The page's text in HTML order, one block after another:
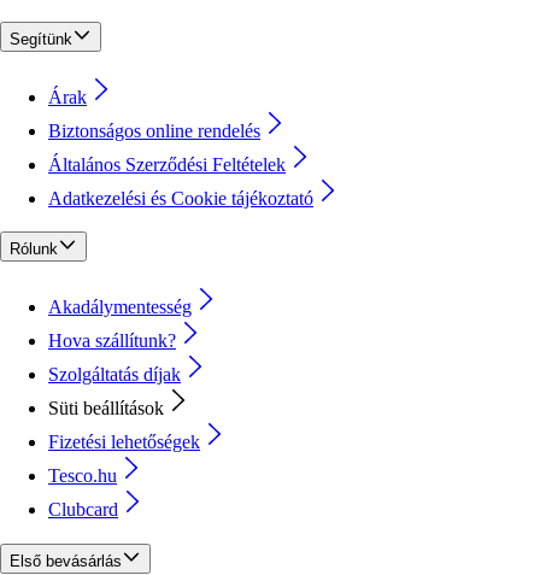
Segítünk
Árak
Biztonságos online rendelés
Általános Szerződési Feltételek
Adatkezelési és Cookie tájékoztató
Rólunk
Akadálymentesség
Hova szállítunk?
Szolgáltatás díjak
Süti beállítások
Fizetési lehetőségek
Tesco.hu
Clubcard
Első bevásárlás